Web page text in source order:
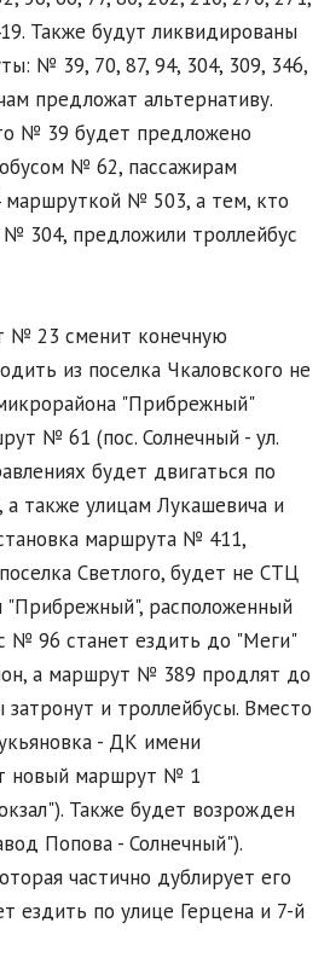
Также будут ликвидированы
№ 39, 70, 87, 94, 304, 309, 346,
предложат альтернативу.
№ 39 будет предложено
№ 62, пассажирам
№ 503, а тем, кто
304, предложили троллейбус
№ 23 сменит конечную
из поселка Чкаловского не
"Прибрежный"
№ 61 (пос. Солнечный - ул.
будет двигаться по
а также улицам Лукашевича и
маршрута № 411,
Светлого, будет не СТЦ
"Прибрежный", расположенный
№ 96 станет ездить до "Меги"
а маршрут № 389 продлят до
и троллейбусы. Вместо
- ДК имени
новый маршрут № 1
Также будет возрожден
Попова - Солнечный").
частично дублирует его
ездить по улице Герцена и 7-й